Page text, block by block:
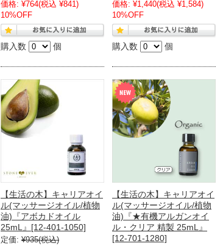
価格: ¥764(税込 ¥841)
10%OFF
購入数 個
価格: ¥1,440(税込 ¥1,584)
10%OFF
購入数 個
【生活の木】キャリアオイ
ル(マッサージオイル/植物
油)『アボカドオイル
25mL』[12-401-1050]
定価: ¥935(税込)
【生活の木】キャリアオイ
ル(マッサージオイル/植物
油)『★有機アルガンオイ
ル・クリア 精製 25mL』
[12-701-1280]